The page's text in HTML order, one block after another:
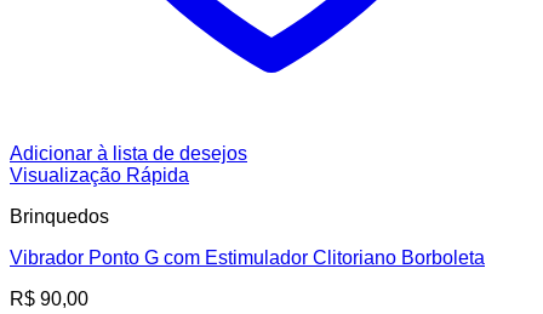
Adicionar à lista de desejos
Visualização Rápida
Brinquedos
Vibrador Ponto G com Estimulador Clitoriano Borboleta
R$ 90,00